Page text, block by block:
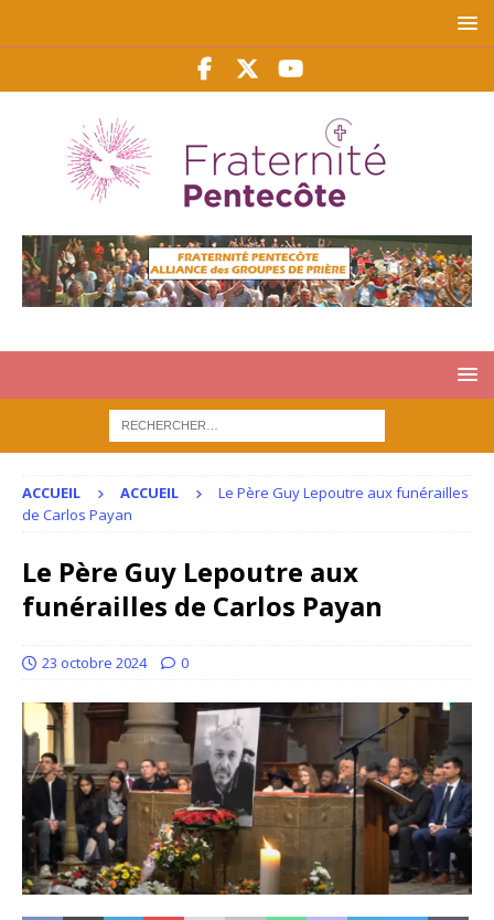
ACCUEIL ACCUEIL
Le Père Guy Lepoutre aux funérailles
de Carlos Payan
Le Père Guy Lepoutre aux
funérailles de Carlos Payan
23 octobre 2024 0